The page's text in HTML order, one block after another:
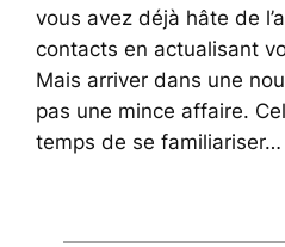
vous avez déjà hâte de
contacts en actualisant
Mais arriver dans une
pas une mince affaire.
temps de se familiariser…